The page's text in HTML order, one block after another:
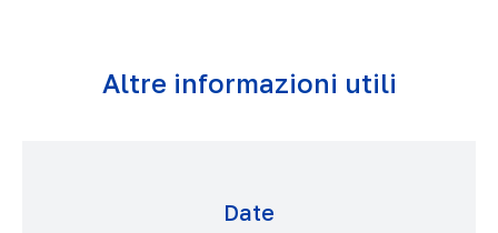
Altre informazioni utili
Date